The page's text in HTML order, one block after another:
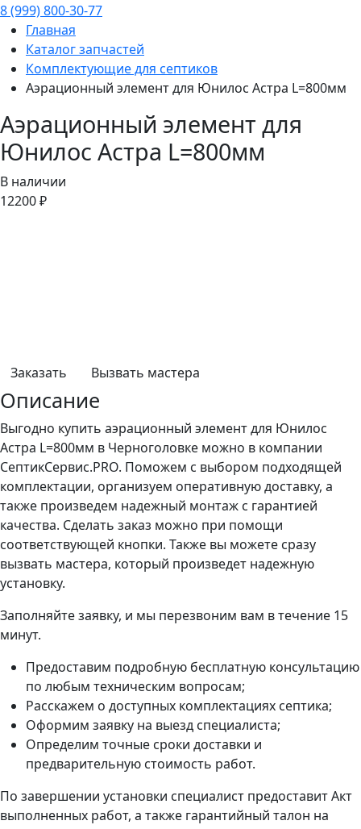
8 (999) 800-30-77
Главная
Каталог запчастей
Комплектующие для септиков
Аэрационный элемент для Юнилос Астра L=800мм
Аэрационный элемент для
Юнилос Астра L=800мм
В наличии
12200 ₽
Заказать Вызвать мастера
Описание
Выгодно купить аэрационный элемент для Юнилос
Астра L=800мм в Черноголовке можно в компании
СептикСервис.PRO. Поможем с выбором подходящей
комплектации, организуем оперативную доставку, а
также произведем надежный монтаж с гарантией
качества. Сделать заказ можно при помощи
соответствующей кнопки. Также вы можете сразу
вызвать мастера, который произведет надежную
установку.
Заполняйте заявку, и мы перезвоним вам в течение 15
минут.
Предоставим подробную бесплатную консультацию
по любым техническим вопросам;
Расскажем о доступных комплектациях септика;
Оформим заявку на выезд специалиста;
Определим точные сроки доставки и
предварительную стоимость работ.
По завершении установки специалист предоставит Акт
выполненных работ, а также гарантийный талон на